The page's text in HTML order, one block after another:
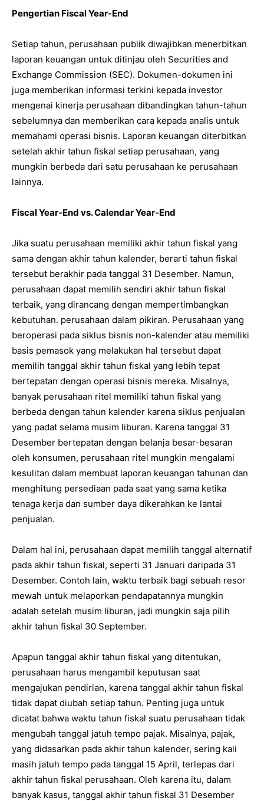
Pengertian Fiscal Year-End
Setiap tahun, perusahaan publik diwajibkan menerbitkan
laporan keuangan untuk ditinjau oleh Securities and
Exchange Commission (SEC). Dokumen-dokumen ini
juga memberikan informasi terkini kepada investor
mengenai kinerja perusahaan dibandingkan tahun-tahun
sebelumnya dan memberikan cara kepada analis untuk
memahami operasi bisnis. Laporan keuangan diterbitkan
setelah akhir tahun fiskal setiap perusahaan, yang
mungkin berbeda dari satu perusahaan ke perusahaan
lainnya.
Fiscal Year-End vs. Calendar Year-End
Jika suatu perusahaan memiliki akhir tahun fiskal yang
sama dengan akhir tahun kalender, berarti tahun fiskal
tersebut berakhir pada tanggal 31 Desember. Namun,
perusahaan dapat memilih sendiri akhir tahun fiskal
terbaik, yang dirancang dengan mempertimbangkan
kebutuhan. perusahaan dalam pikiran. Perusahaan yang
beroperasi pada siklus bisnis non-kalender atau memiliki
basis pemasok yang melakukan hal tersebut dapat
memilih tanggal akhir tahun fiskal yang lebih tepat
bertepatan dengan operasi bisnis mereka. Misalnya,
banyak perusahaan ritel memiliki tahun fiskal yang
berbeda dengan tahun kalender karena siklus penjualan
yang padat selama musim liburan. Karena tanggal 31
Desember bertepatan dengan belanja besar-besaran
oleh konsumen, perusahaan ritel mungkin mengalami
kesulitan dalam membuat laporan keuangan tahunan dan
menghitung persediaan pada saat yang sama ketika
tenaga kerja dan sumber daya dikerahkan ke lantai
penjualan.
Dalam hal ini, perusahaan dapat memilih tanggal alternatif
pada akhir tahun fiskal, seperti 31 Januari daripada 31
Desember. Contoh lain, waktu terbaik bagi sebuah resor
mewah untuk melaporkan pendapatannya mungkin
adalah setelah musim liburan, jadi mungkin saja pilih
akhir tahun fiskal 30 September.
Apapun tanggal akhir tahun fiskal yang ditentukan,
perusahaan harus mengambil keputusan saat
mengajukan pendirian, karena tanggal akhir tahun fiskal
tidak dapat diubah setiap tahun. Penting juga untuk
dicatat bahwa waktu tahun fiskal suatu perusahaan tidak
mengubah tanggal jatuh tempo pajak. Misalnya, pajak,
yang didasarkan pada akhir tahun kalender, sering kali
masih jatuh tempo pada tanggal 15 April, terlepas dari
akhir tahun fiskal perusahaan. Oleh karena itu, dalam
banyak kasus, tanggal akhir tahun fiskal 31 Desember